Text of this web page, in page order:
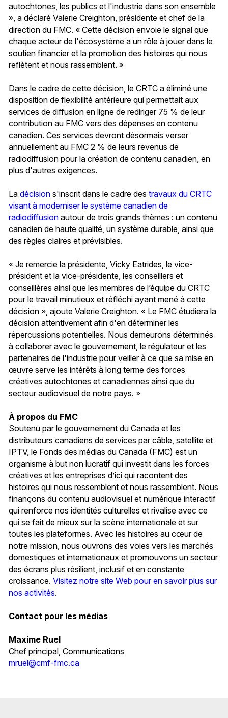
autochtones, les publics et l'industrie dans son ensemble
», a déclaré Valerie Creighton, présidente et chef de la
direction du FMC. « Cette décision envoie le signal que
chaque acteur de l'écosystème a un rôle à jouer dans le
soutien financier et la promotion des histoires qui nous
reflètent et nous rassemblent. »
Dans le cadre de cette décision, le CRTC a éliminé une
disposition de flexibilité antérieure qui permettait aux
services de diffusion en ligne de rediriger 75 % de leur
contribution au FMC vers des dépenses en contenu
canadien. Ces services devront désormais verser
annuellement au FMC 2 % de leurs revenus de
radiodiffusion pour la création de contenu canadien, en
plus d'autres exigences.
La décision s'inscrit dans le cadre des travaux du CRTC
visant à moderniser le système canadien de
radiodiffusion autour de trois grands thèmes : un contenu
canadien de haute qualité, un système durable, ainsi que
des règles claires et prévisibles.
« Je remercie la présidente, Vicky Eatrides, le vice-
président et la vice-présidente, les conseillers et
conseillères ainsi que les membres de l’équipe du CRTC
pour le travail minutieux et réfléchi ayant mené à cette
décision », ajoute Valerie Creighton. « Le FMC étudiera la
décision attentivement afin d'en déterminer les
répercussions potentielles. Nous demeurons déterminés
à collaborer avec le gouvernement, le régulateur et les
partenaires de l'industrie pour veiller à ce que sa mise en
œuvre serve les intérêts à long terme des forces
créatives autochtones et canadiennes ainsi que du
secteur audiovisuel de notre pays. »
À propos du FMC
Soutenu par le gouvernement du Canada et les
distributeurs canadiens de services par câble, satellite et
IPTV, le Fonds des médias du Canada (FMC) est un
organisme à but non lucratif qui investit dans les forces
créatives et les entreprises d’ici qui racontent des
histoires qui nous ressemblent et nous rassemblent. Nous
finançons du contenu audiovisuel et numérique interactif
qui renforce nos identités culturelles et rivalise avec ce
qui se fait de mieux sur la scène internationale et sur
toutes les plateformes. Avec les histoires au cœur de
notre mission, nous ouvrons des voies vers les marchés
domestiques et internationaux et promouvons un secteur
des écrans plus résilient, inclusif et en constante
croissance. Visitez notre site Web pour en savoir plus sur
nos activités.
Contact pour les médias
Maxime Ruel
Chef principal, Communications
mruel@cmf-fmc.ca